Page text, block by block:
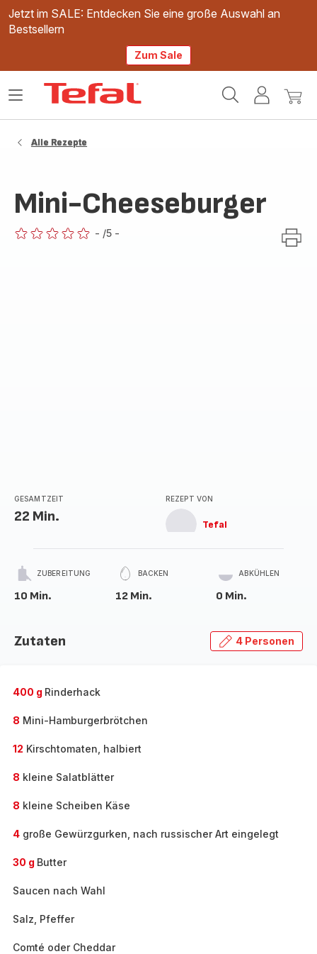
Jetzt im SALE: Entdecken Sie eine große Auswahl an
Bestsellern
Zum Sale
Mein
Mein
Das
Alle Rezepte
Mini-Cheeseburger
- /5 -
GESAMTZEIT
22 Min.
REZEPT VON
Tefal
ZUBEREITUNG
10 Min.
BACKEN
12 Min.
ABKÜHLEN
0 Min.
Zutaten 4 Personen
400 g Rinderhack
8 Mini-Hamburgerbrötchen
12 Kirschtomaten, halbiert
8 kleine Salatblätter
8 kleine Scheiben Käse
4 große Gewürzgurken, nach russischer Art eingelegt
30 g Butter
Saucen nach Wahl
Salz, Pfeffer
Comté oder Cheddar